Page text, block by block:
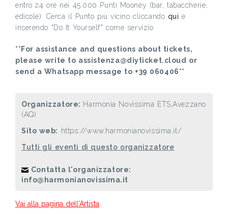
entro 24 ore nei 45.000 Punti Mooney (bar, tabaccherie,
edicole). Cerca il Punto più vicino cliccando qui e
inserendo "Do It Yourself" come servizio
**For assistance and questions about tickets,
please write to assistenza@diyticket.cloud or
send a Whatsapp message to +39 060406**
Organizzatore: Harmonia Novissima ETS,Avezzano
(AQ)
Sito web:
https://www.harmonianovissima.it/
Tutti gli eventi di questo organizzatore
Contatta l'organizzatore:
info@harmonianovissima.it
Vai alla pagina dell'Artista